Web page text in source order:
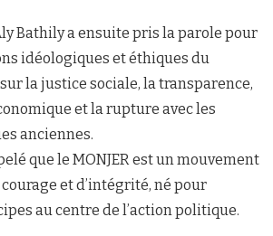
Bathily a ensuite pris la parole pour
idéologiques et éthiques du
sur la justice sociale, la transparence,
et la rupture avec les
anciennes.
que le MONJER est un mouvement
et d’intégrité, né pour
au centre de l’action politique.